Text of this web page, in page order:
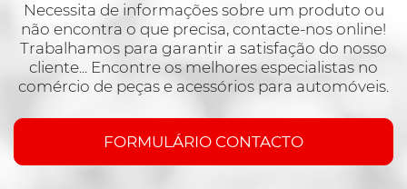
Necessita de informações sobre um produto ou
não encontra o que precisa, contacte-nos online!
Trabalhamos para garantir a satisfação do nosso
cliente... Encontre os melhores especialistas no
comércio de peças e acessórios para automóveis.
FORMULÁRIO CONTACTO